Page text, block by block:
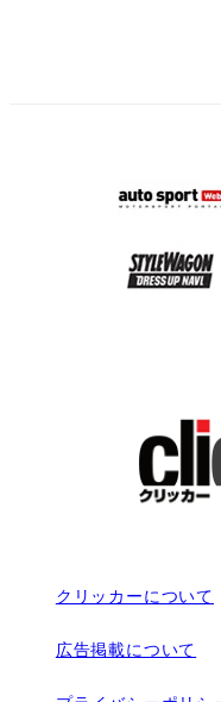
クリッカーについて
広告掲載について